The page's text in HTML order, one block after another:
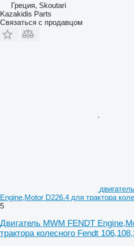
Греция, Skoutari
Kazakidis Parts
Связаться с продавцом
Engine,Motor D226.4 для трактора
5
Двигатель MWM FENDT
трактора колесного Fendt